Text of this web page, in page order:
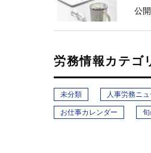
公
労務情報カテゴ
未分類 人事労務ニ
お仕事カレンダー